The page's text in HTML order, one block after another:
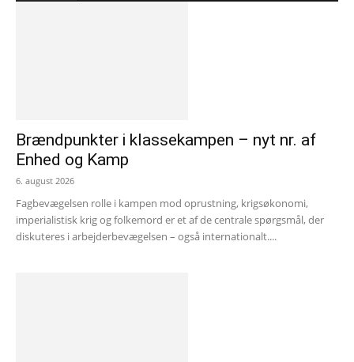
Brændpunkter i klassekampen – nyt nr. af
Enhed og Kamp
6. august 2026
Fagbevægelsen rolle i kampen mod oprustning, krigsøkonomi,
imperialistisk krig og folkemord er et af de centrale spørgsmål, der
diskuteres i arbejderbevægelsen – også internationalt....